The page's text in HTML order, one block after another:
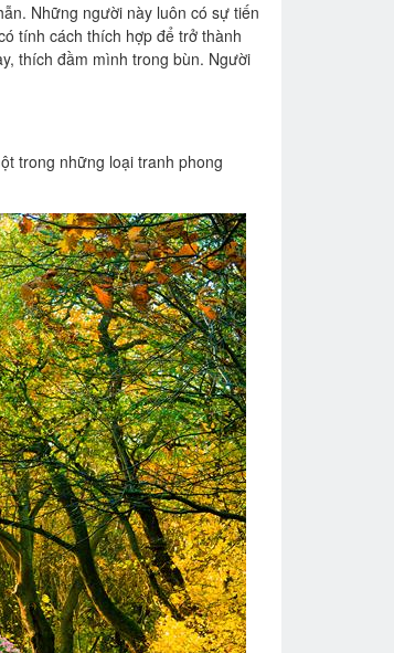
Những người này luôn có sự tiến
tính cách thích hợp để trở thành
thích đầm mình trong bùn. Người
trong những loại tranh phong